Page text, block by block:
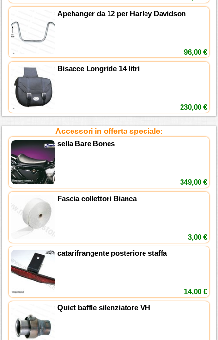
Apehanger da 12 per Harley Davidson
96,00 €
Bisacce Longride 14 litri
230,00 €
Accessori in offerta speciale:
sella Bare Bones
349,00 €
Fascia collettori Bianca
3,00 €
catarifrangente posteriore staffa
14,00 €
Quiet baffle silenziatore VH